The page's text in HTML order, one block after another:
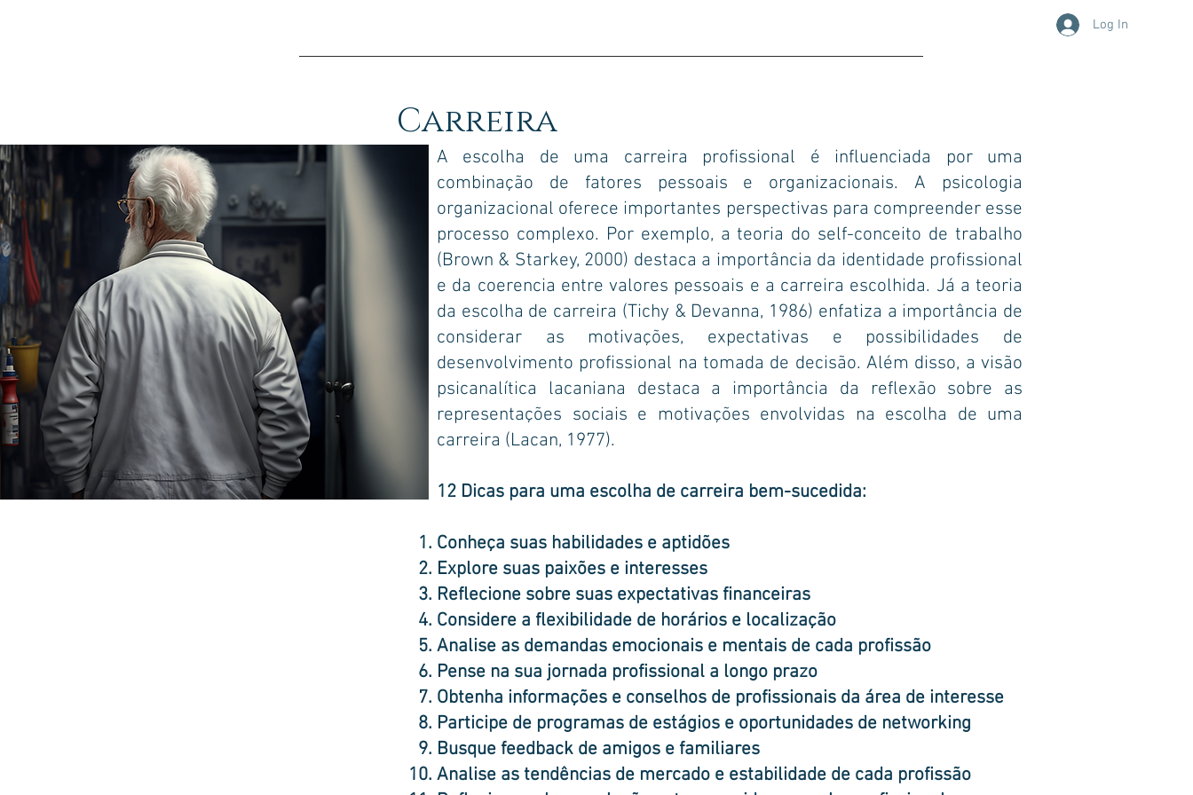
Log In
Carreira
A escolha de uma carreira profissional é influenciada por uma
combinação de fatores pessoais e organizacionais. A psicologia
organizacional oferece importantes perspectivas para compreender esse
processo complexo. Por exemplo, a teoria do self-conceito de trabalho
(Brown & Starkey, 2000) destaca a importância da identidade profissional
e da coerencia entre valores pessoais e a carreira escolhida. Já a teoria
da escolha de carreira (Tichy & Devanna, 1986) enfatiza a importância de
considerar as motivações, expectativas e possibilidades de
desenvolvimento profissional na tomada de decisão. Além disso, a visão
psicanalítica lacaniana destaca a importância da reflexão sobre as
representações sociais e motivações envolvidas na escolha de uma
carreira (Lacan, 1977).
12 Dicas para uma escolha de carreira bem-sucedida:
Conheça suas habilidades e aptidões
Explore suas paixões e interesses
Reflecione sobre suas expectativas financeiras
Considere a flexibilidade de horários e localização
Analise as demandas emocionais e mentais de cada profissão
Pense na sua jornada profissional a longo prazo
Obtenha informações e conselhos de profissionais da área de interesse
Participe de programas de estágios e oportunidades de networking
Busque feedback de amigos e familiares
Analise as tendências de mercado e estabilidade de cada profissão